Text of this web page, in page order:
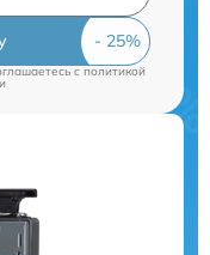
c политикой